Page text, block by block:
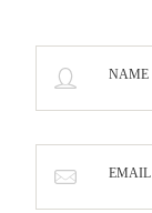
NAME
EMAIL